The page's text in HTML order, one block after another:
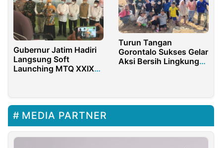
Gubernur Jatim Hadiri
Langsung Soft
Launching MTQ XXIX
Turun Tangan
Gorontalo Sukses Gelar
Aksi Bersih Lingkungan
MEDIA PARTNER